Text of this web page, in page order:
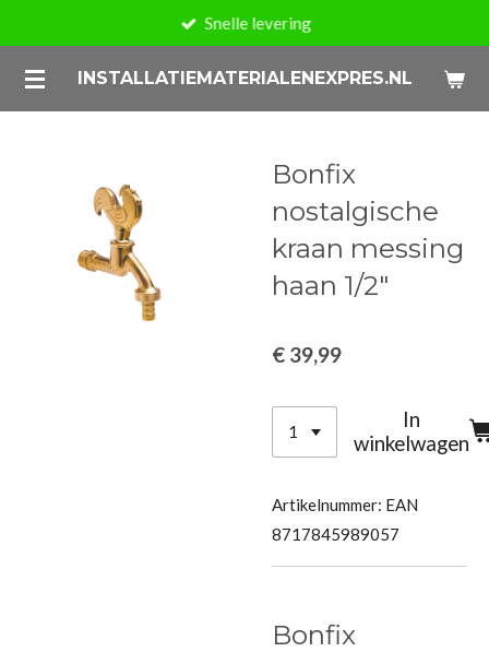
naar
de
INSTALLATIEMATERIALENEXPRES.NL
Snelle levering
Bonfix
nostalgische
kraan messing
haan 1/2"
€ 39,99
In
winkelwagen
Artikelnummer: EAN
8717845989057
Bonfix